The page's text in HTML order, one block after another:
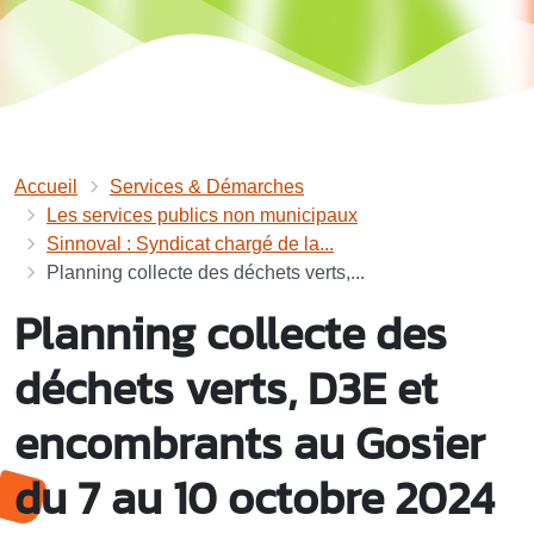
Accueil
Services & Démarches
Les services publics non municipaux
Sinnoval : Syndicat chargé de la...
Planning collecte des déchets verts,...
Planning collecte des
déchets verts, D3E et
encombrants au Gosier
du 7 au 10 octobre 2024